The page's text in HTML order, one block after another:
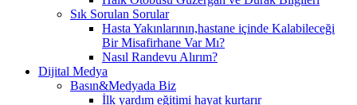
Sık Sorulan Sorular
Hasta Yakınlarının,hastane içinde Kalabileceği
Bir Misafirhane Var Mı?
Nasıl Randevu Alırım?
Dijital Medya
Basın&Medyada Biz
İlk yardım eğitimi hayat kurtarır